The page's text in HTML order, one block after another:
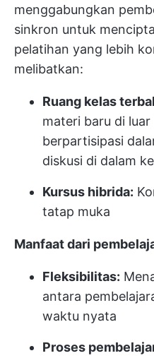
menggabungkan
sinkron untuk
pelatihan yang lebih
melibatkan:
Ruang kelas
materi baru di
berpartisipasi
diskusi di dalam
Kursus hibrida:
tatap muka
Manfaat dari
Fleksibilitas:
antara
waktu nyata
Proses